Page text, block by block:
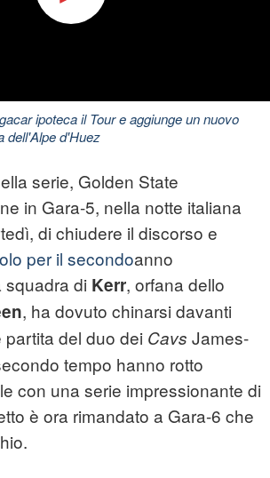
ipoteca il Tour e aggiunge un nuovo
dell'Alpe d'Huez
serie, Golden State
in Gara-5, nella notte italiana
di chiudere il discorso e
per il secondoanno
di Kerr, orfana dello
, ha dovuto chinarsi davanti
del duo dei Cavs James-
tempo hanno rotto
con una serie impressionante di
è ora rimandato a Gara-6 che